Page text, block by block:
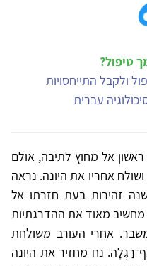
טיפול?
ולקבל התייחסויות
עברית
אל מחוץ לתיבה, אולם
אחריו את היונה. נראה
זהירות בעת חזרתו אל
מאוד את ההדרגתיות
אחרי העורב משולחת
נח מחזיר את היונה